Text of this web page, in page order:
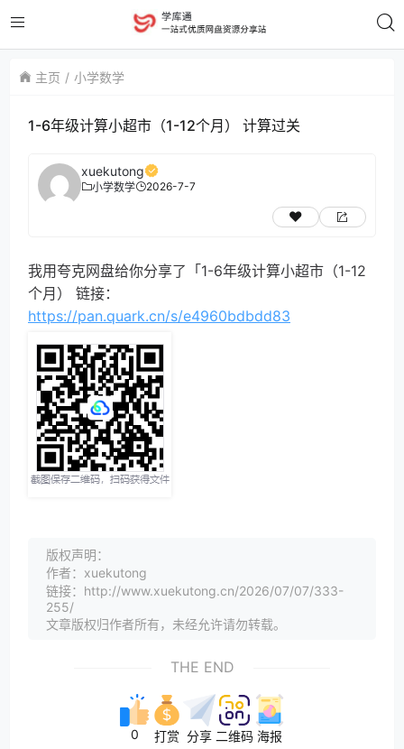
主页 小学数学
1-6年级计算小超市（1-12个月） 计算过关
xuekutong
小学数学 2026-7-7
我用夸克网盘给你分享了「1-6年级计算小超市（1-12
个月） 链接：
https://pan.quark.cn/s/e4960bdbdd83
版权声明：
作者：xuekutong
链接：http://www.xuekutong.cn/2026/07/07/333-
255/
文章版权归作者所有，未经允许请勿转载。
THE END
0 打赏 分享 二维码 海报